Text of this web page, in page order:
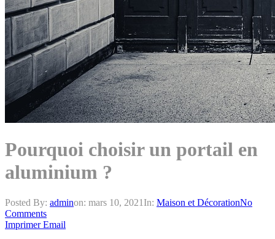
Pourquoi choisir un portail en
aluminium ?
Posted By: adminon: mars 10, 2021 In: Maison et DécorationNo
Comments
Imprimer Email